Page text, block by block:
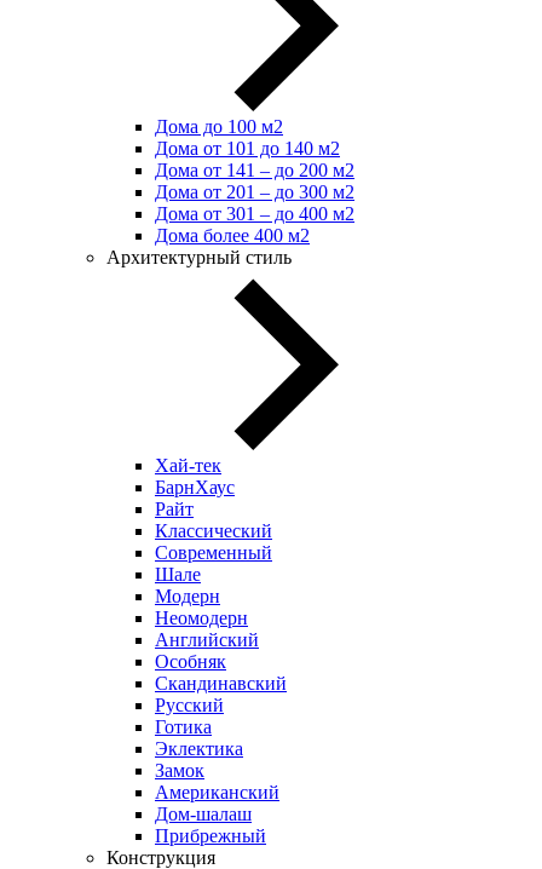
Дома до 100 м2
Дома от 101 до 140 м2
Дома от 141 – до 200 м2
Дома от 201 – до 300 м2
Дома от 301 – до 400 м2
Дома более 400 м2
Архитектурный стиль
Хай-тек
БарнХаус
Райт
Классический
Современный
Шале
Модерн
Неомодерн
Английский
Особняк
Скандинавский
Русский
Готика
Эклектика
Замок
Американский
Дом-шалаш
Прибрежный
Конструкция